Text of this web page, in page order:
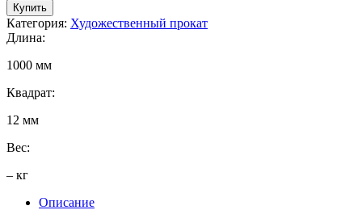
Купить
Категория: Художественный прокат
Длина:
1000 мм
Квадрат:
12 мм
Вес:
– кг
Описание